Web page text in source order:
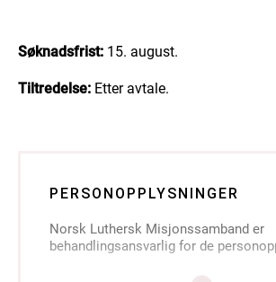
Søknadsfrist: 15. august.
Tiltredelse: Etter avtale.
PERSONOPPLYSNINGER
Norsk Luthersk Misjonssamband er
behandlingsansvarlig for de